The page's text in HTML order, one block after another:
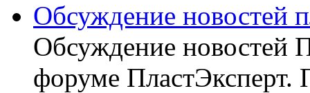
Обсуждение новостей
Обсуждение новостей
форуме